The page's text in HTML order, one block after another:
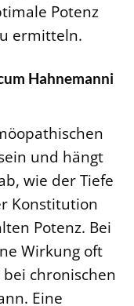
Potenz
ermitteln.
Hahnemanni
und hängt
wie der Tiefe
Konstitution
Potenz. Bei
Wirkung oft
chronischen
Eine